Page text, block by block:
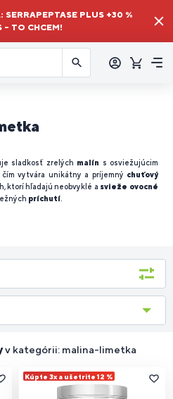
PLUS +30 %
– TO CHCEM!
sa
Košík
sladkosť zrelých malín s osviežujúcim
čím vytvára unikátny a príjemný chuťový
ktorí hľadajú neobvyklé a svieže ovocné
príchutí
v kategórii: malina-limetka
Kúpte 3x a ušetrite 12 %